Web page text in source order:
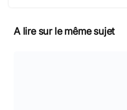
A lire sur le même sujet